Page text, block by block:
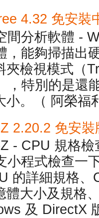
4.32 免安裝
間分析軟體 -
，能夠掃描出
夾檢視模式（
，特別的是還
小。（ 阿榮福
2.20.2 免安
- CPU 規格
小程式檢查一
的詳細規格
體大小及規格
及 DirectX